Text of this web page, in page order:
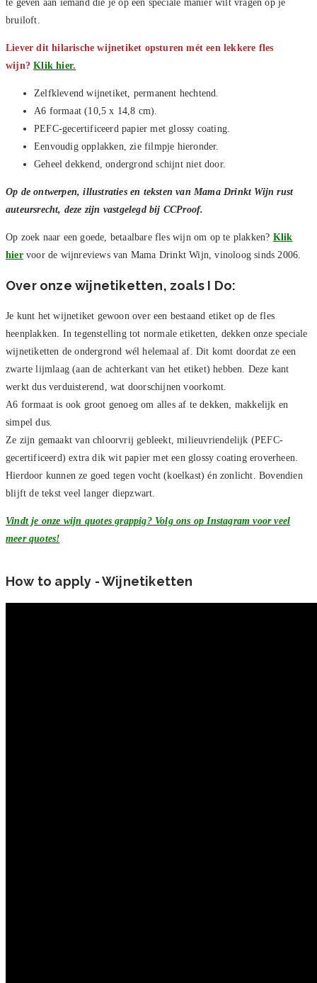
te geven aan iemand die je op een speciale manier wilt vragen op je
bruiloft.
Liever dit hilarische wijnetiket opsturen mét een lekkere fles
wijn?Klik hier.
Zelfklevend wijnetiket, permanent hechtend.
A6 formaat (10,5 x 14,8 cm).
PEFC-gecertificeerd papier met glossy coating.
Eenvoudig opplakken, zie filmpje hieronder.
Geheel dekkend, ondergrond schijnt niet door.
Op de ontwerpen, illustraties en teksten van Mama Drinkt Wijn rust
auteursrecht, deze zijn vastgelegd bij CCProof.
Op zoek naar een goede, betaalbare fles wijn om op te plakken? Klik
hiervoor de wijnreviews van Mama Drinkt Wijn, vinoloog sinds 2006.
Over onze wijnetiketten, zoals I Do:
Je kunt het wijnetiket gewoon over een bestaand etiket op de fles
heenplakken. In tegenstelling tot normale etiketten, dekken onze speciale
wijnetiketten de ondergrond wél helemaal af. Dit komt doordat ze een
zwarte lijmlaag (aan de achterkant van het etiket) hebben. Deze kant
werkt dus verduisterend, wat doorschijnen voorkomt.
A6 formaat is ook groot genoeg om alles af te dekken, makkelijk en
simpel dus.
Ze zijn gemaakt van chloorvrij gebleekt, milieuvriendelijk (PEFC-
gecertificeerd) extra dik wit papier met een glossy coating eroverheen.
Hierdoor kunnen ze goed tegen vocht (koelkast) én zonlicht. Bovendien
blijft de tekst veel langer diepzwart.
Vindt je onze wijn quotes grappig? Volg ons op Instagram voor veel
meer quotes!
How to apply - Wijnetiketten